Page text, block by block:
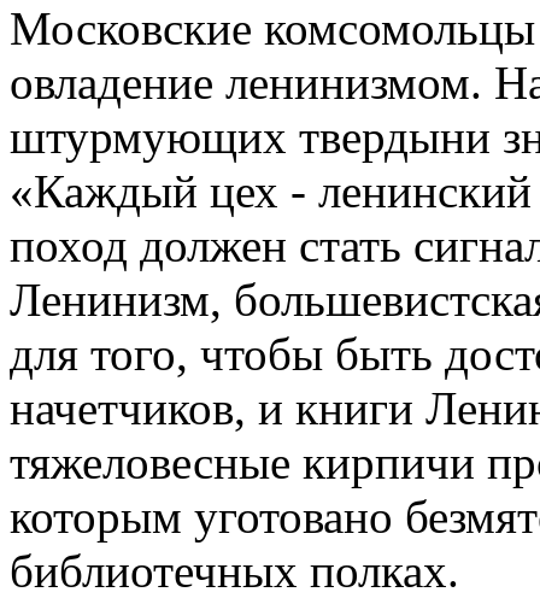
Московские
овладение ленинизмом.
штурмующих твердыни
«Каждый цех -
поход должен стать
Ленинизм,
для того, чтобы быть
начетчиков, и книги
тяжеловесные кирпичи
которым уготовано
библиотечных полках.